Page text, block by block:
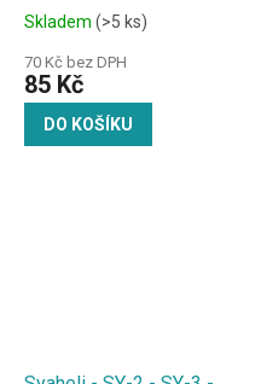
Skladem (>5 ks)
70 Kč bez DPH
85 Kč
DO KOŠÍKU